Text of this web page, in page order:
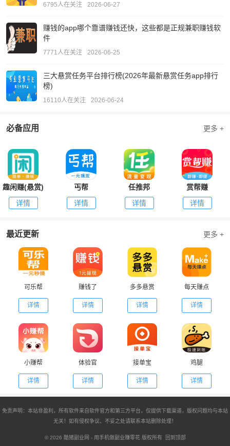
6795人在关注 2026-06-27
赚钱的app哪个靠谱赚钱还快，这些都是正规兼职赚钱软
件
7771人在关注 2026-06-25
三大悬赏任务平台排行榜(2026年最新悬赏任务app排行
榜)
16110人在关注 2026-06-24
必备应用 更多 +
趣闲赚(悬赏)
详情
丐帮
详情
任推邦
详情
赏帮赚
详情
最近更新 更多 +
可乐帮
详情
赚钱了
详情
多多悬赏
详情
每天赚点
详情
小赚帮
详情
体验官
详情
接单宝
详情
鸡腿
详情
免责声明：本站非盈利，所有软件来自软件官方和第三方平台，仅提供下载渠道，版权问题均与本站
无关！如有侵权争议、不妥之处请联系本站删除处理！
© 2026 酷猪副业网 - 用手机做副业赚零花 版权所有 回到顶部